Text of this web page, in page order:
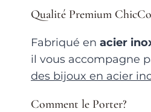
Qualité Premium
Fabriqué en acier
il vous accompagne
des bijoux en acier
Comment le Porter?